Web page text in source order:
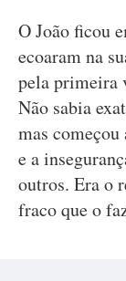
O João ficou
ecoaram na
pela primeira
Não sabia
mas começou
e a
outros. Era o
fraco que o